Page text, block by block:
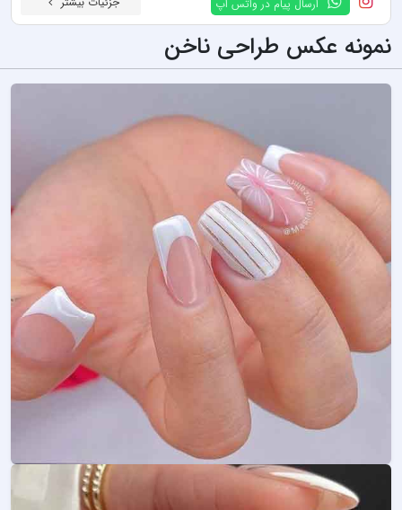
ارسال پیام در واتس اپ
نمونه عکس طراحی ناخن